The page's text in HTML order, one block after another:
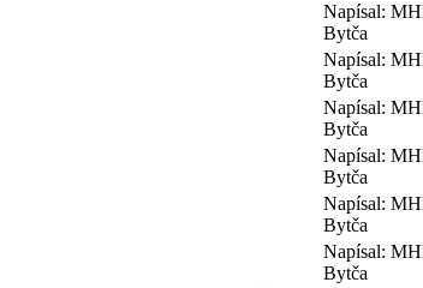
Napísal:
Bytča
Napísal:
Bytča
Napísal:
Bytča
Napísal:
Bytča
Napísal:
Bytča
Napísal:
Bytča